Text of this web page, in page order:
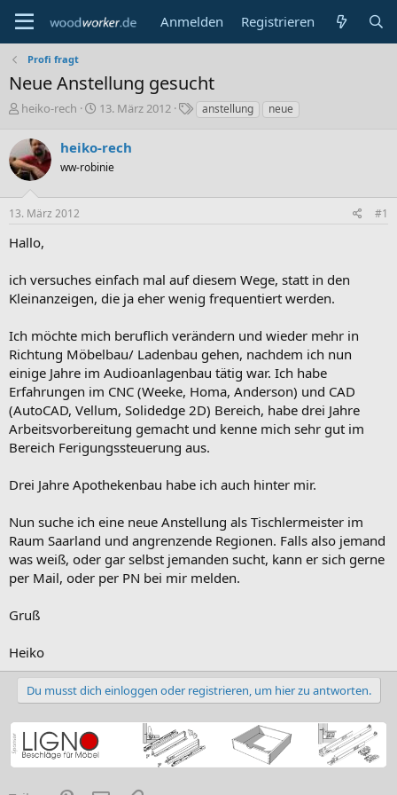
Anmelden Registrieren
Profi fragt
Neue Anstellung gesucht
E
s
t
e
l
e
heiko-rech
E
t
e
l
13. März 2012
S
w
anstellung neue
heiko-rech
ww-robinie
13. März 2012 #1
Hallo,
ich versuches einfach mal auf diesem Wege, statt in den
Kleinanzeigen, die ja eher wenig frequentiert werden.
Ich möchte mich beruflich verändern und wieder mehr in
Richtung Möbelbau/ Ladenbau gehen, nachdem ich nun
einige Jahre im Audioanlagenbau tätig war. Ich habe
Erfahrungen im CNC (Weeke, Homa, Anderson) und CAD
(AutoCAD, Vellum, Solidedge 2D) Bereich, habe drei Jahre
Arbeitsvorbereitung gemacht und kenne mich sehr gut im
Bereich Ferigungssteuerung aus.
Drei Jahre Apothekenbau habe ich auch hinter mir.
Nun suche ich eine neue Anstellung als Tischlermeister im
Raum Saarland und angrenzende Regionen. Falls also jemand
was weiß, oder gar selbst jemanden sucht, kann er sich gerne
per Mail, oder per PN bei mir melden.
Gruß
Heiko
Du musst dich einloggen oder registrieren, um hier zu antworten.